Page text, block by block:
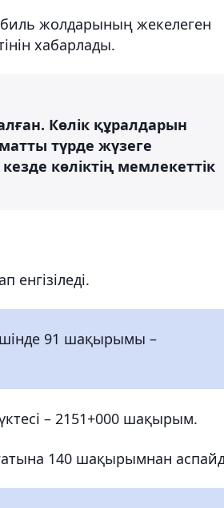
жолдарының жекелеген
хабарлады.
Көлік құралдарын
түрде жүзеге
көліктің мемлекеттік
91 шақырымы –
– 2151+000 шақырым.
140 шақырымнан